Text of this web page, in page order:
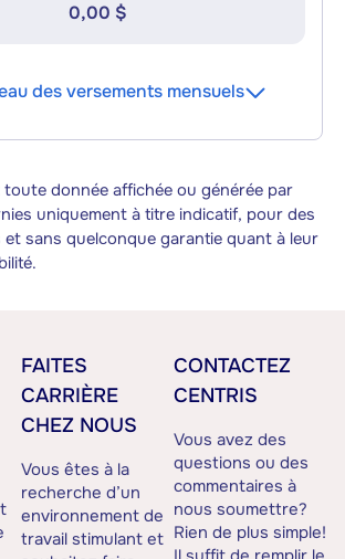
0,00 $
des versements mensuels
toute donnée affichée ou générée par
uniquement à titre indicatif, pour des
sans quelconque garantie quant à leur
FAITES
CARRIÈRE
CHEZ NOUS
Vous êtes à la
recherche d’un
environnement de
travail stimulant et
CONTACTEZ
CENTRIS
Vous avez des
questions ou des
commentaires à
nous soumettre?
Rien de plus simple!